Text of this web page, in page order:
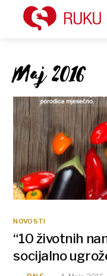
Maj 2016
NOVOSTI
“10 životnih
socijalno